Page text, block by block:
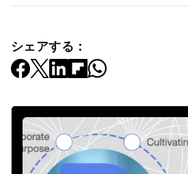
シェアする：